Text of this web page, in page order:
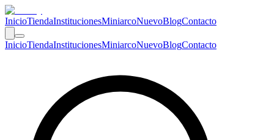
InicioTiendaInstitucionesMiniarcoNuevoBlogContacto
InicioTiendaInstitucionesMiniarcoNuevoBlogContacto